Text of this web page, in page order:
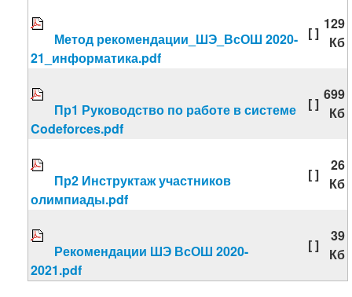
Метод рекомендации_ШЭ_ВсОШ 2020-
21_информатика.pdf
[ ]
129
Кб
Пр1 Руководство по работе в системе
Codeforces.pdf
[ ]
699
Кб
Пр2 Инструктаж участников
олимпиады.pdf
[ ]
26
Кб
Рекомендации ШЭ ВсОШ 2020-
2021.pdf
[ ]
39
Кб